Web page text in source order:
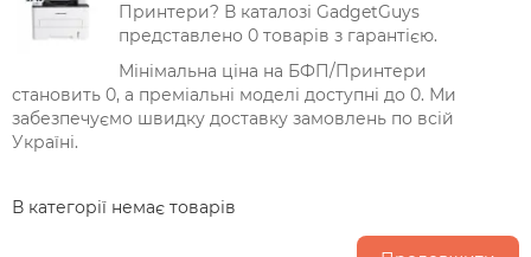
Принтери? В каталозі GadgetGuys
представлено 0 товарів з гарантією.
Мінімальна ціна на БФП/Принтери
становить 0, а преміальні моделі доступні до 0. Ми
забезпечуємо швидку доставку замовлень по всій
Україні.
В категорії немає товарів